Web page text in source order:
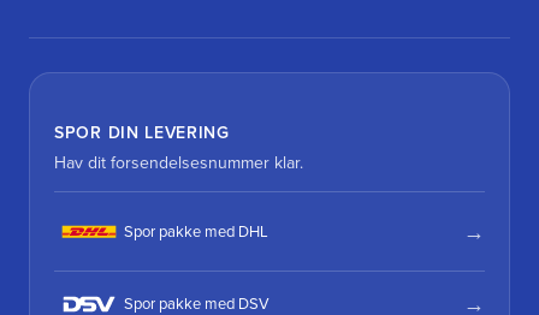
SPOR DIN LEVERING
Hav dit forsendelsesnummer klar.
Spor pakke med DHL
Spor pakke med DSV